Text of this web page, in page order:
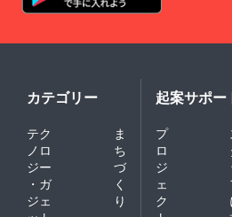
カテゴリー
テク
ノロ
ジー
・ガ
ジェ
ま
ち
づ
く
り
起案サポー
プ
ロ
ジ
ェ
ク